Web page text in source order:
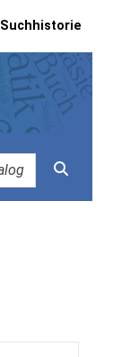
Suchhistorie